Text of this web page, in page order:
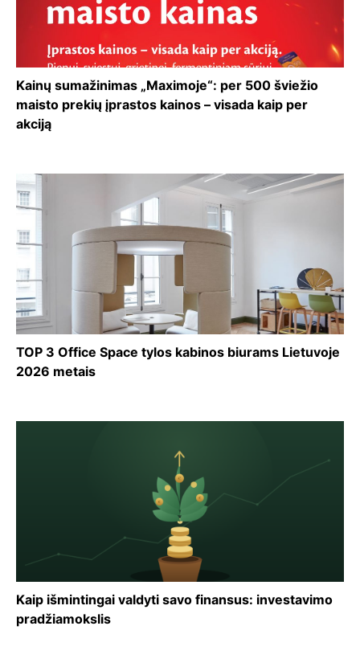
Kainų sumažinimas „Maximoje“: per 500 šviežio
maisto prekių įprastos kainos – visada kaip per
akciją
TOP 3 Office Space tylos kabinos biurams Lietuvoje
2026 metais
Kaip išmintingai valdyti savo finansus: investavimo
pradžiamokslis